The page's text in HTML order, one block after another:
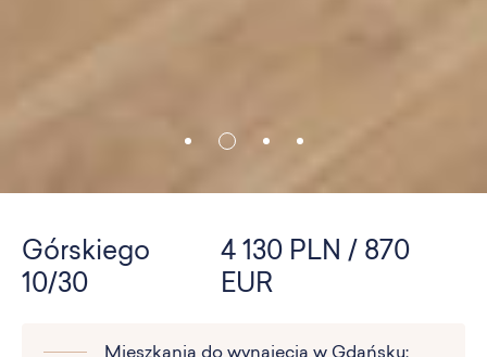
Górskiego
10/30
4 130 PLN / 870
EUR